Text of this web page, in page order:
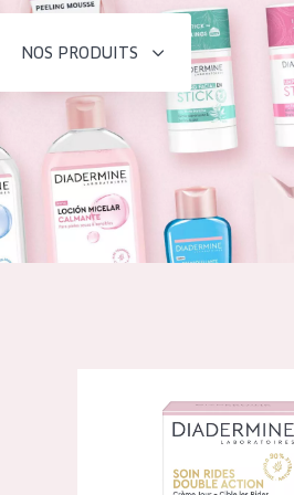
NOS PRODUITS
TYPE DE PRODUIT
Crème de Jour
Crème de Nuit